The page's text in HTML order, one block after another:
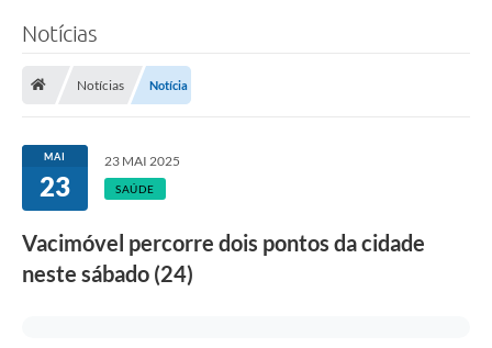
Notícias
Notícias Notícia
MAI
23
23 MAI 2025
SAÚDE
Vacimóvel percorre dois pontos da cidade
neste sábado (24)